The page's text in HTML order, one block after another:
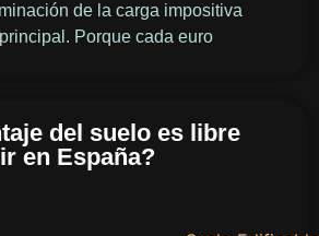
de la carga impositiva
Porque cada euro
del suelo es libre
en España?